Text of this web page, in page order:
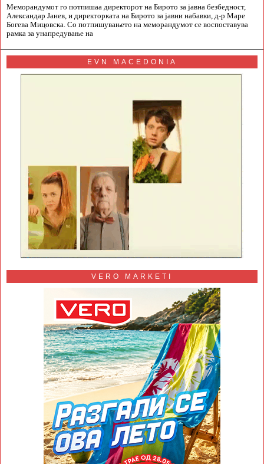
Меморандумот го потпишаа директорот на Бирото за јавна безбедност,
Александар Јанев, и директорката на Бирото за јавни набавки, д-р Маре
Богева Мицовска. Со потпишувањето на меморандумот се воспоставува
рамка за унапредување на
EVN MACEDONIA
VERO MARKETI